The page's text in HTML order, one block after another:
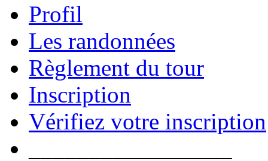
Profil
Les randonnées
Règlement du tour
Inscription
Vérifiez votre inscription